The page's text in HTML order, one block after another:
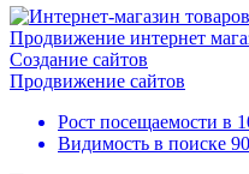
Продвижение интернет
Создание сайтов
Продвижение сайтов
Рост посещаемости в
Видимость в поиске